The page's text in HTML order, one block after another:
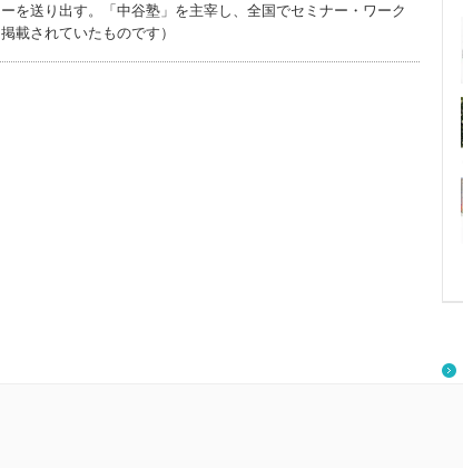
を送り出す。「中谷塾」を主宰し、全国でセミナー・ワーク
載されていたものです）